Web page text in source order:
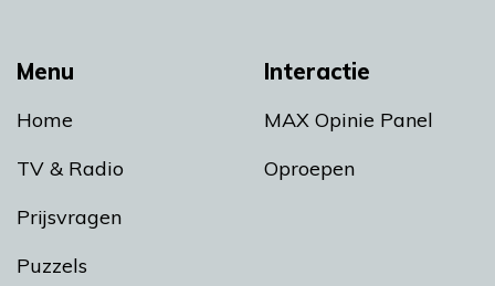
Menu
Home
TV & Radio
Prijsvragen
Puzzels
Interactie
MAX Opinie Panel
Oproepen